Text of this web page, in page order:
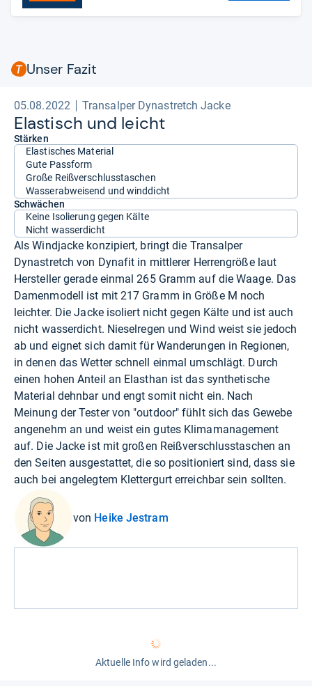
Unser Fazit
05.08.2022 Transalper Dynastretch Jacke
Elas­tisch und leicht
Stärken
Elastisches Material
Gute Passform
Große Reißverschlusstaschen
Wasserabweisend und winddicht
Schwächen
Keine Isolierung gegen Kälte
Nicht wasserdicht
Als Windjacke konzipiert, bringt die Transalper
Dynastretch von Dynafit in mittlerer Herrengröße laut
Hersteller gerade einmal 265 Gramm auf die Waage. Das
Damenmodell ist mit 217 Gramm in Größe M noch
leichter. Die Jacke isoliert nicht gegen Kälte und ist auch
nicht wasserdicht. Nieselregen und Wind weist sie jedoch
ab und eignet sich damit für Wanderungen in Regionen,
in denen das Wetter schnell einmal umschlägt. Durch
einen hohen Anteil an Elasthan ist das synthetische
Material dehnbar und engt somit nicht ein. Nach
Meinung der Tester von "outdoor" fühlt sich das Gewebe
angenehm an und weist ein gutes Klimamanagement
auf. Die Jacke ist mit großen Reißverschlusstaschen an
den Seiten ausgestattet, die so positioniert sind, dass sie
auch bei angelegtem Klettergurt erreichbar sein sollten.
von Heike Jestram
Aktuelle Info wird geladen...